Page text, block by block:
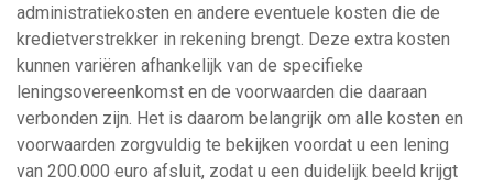
administratiekosten en andere eventuele kosten die de
kredietverstrekker in rekening brengt. Deze extra kosten
kunnen variëren afhankelijk van de specifieke
leningsovereenkomst en de voorwaarden die daaraan
verbonden zijn. Het is daarom belangrijk om alle kosten en
voorwaarden zorgvuldig te bekijken voordat u een lening
van 200.000 euro afsluit, zodat u een duidelijk beeld krijgt